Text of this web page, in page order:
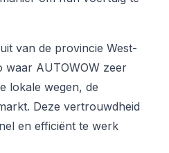
van de provincie West-
waar AUTOWOW zeer
lokale wegen, de
Deze vertrouwdheid
en efficiënt te werk